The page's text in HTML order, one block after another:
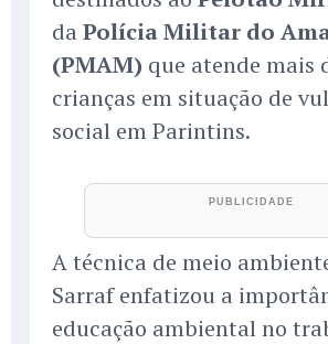
da Polícia Militar do
(PMAM) que atende mais
crianças em situação de
social em Parintins.
A técnica de meio
Sarraf enfatizou a
educação ambiental no